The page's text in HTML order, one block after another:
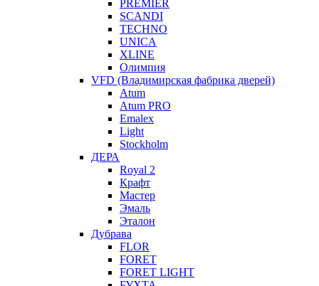
PREMIER
SCANDI
TECHNO
UNICA
XLINE
Олимпия
VFD (Владимирская фабрика дверей)
Atum
Atum PRO
Emalex
Light
Stockholm
ДЕРА
Royal 2
Крафт
Мастер
Эмаль
Эталон
Дубрава
FLOR
FORET
FORET LIGHT